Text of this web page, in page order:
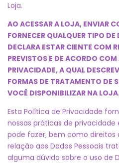
Loja.
AO ACESSAR A LOJA, ENVIAR
FORNECER QUALQUER TIPO
DECLARA ESTAR CIENTE COM
PREVISTOS E DE ACORDO
PRIVACIDADE, A QUAL
FORMAS DE TRATAMENTO DE
VOCÊ DISPONIBILIZAR NA
Esta Política de Privacidade
nossas práticas de privacidade
pode fazer, bem como
relação aos Dados Pessoais
alguma dúvida sobre o uso de